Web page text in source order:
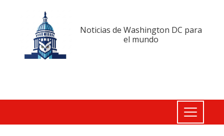
Noticias de Washington DC para
el mundo